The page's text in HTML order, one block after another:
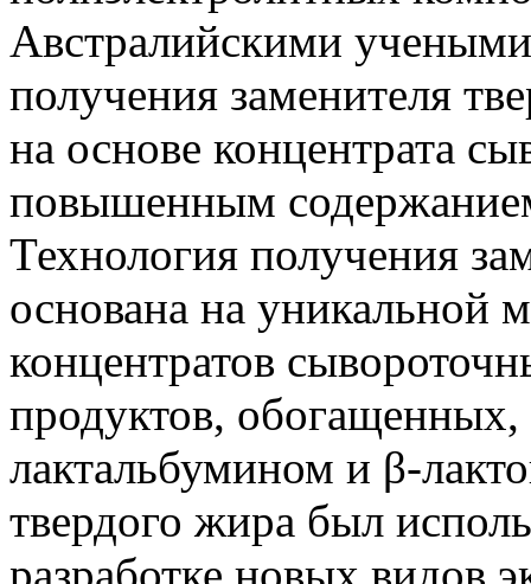
Австралийскими учеными
получения заменителя
на основе концентрата
повышенным
Технология получения
основана на уникальной
концентратов
продуктов, обогащенных,
лактальбумином и β-
твердого жира был
разработке новых видов